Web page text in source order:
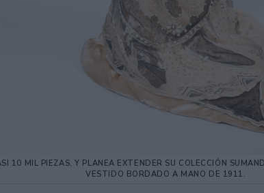
10 MIL PIEZAS, Y PLANEA EXTENDER SU COLECCIÓN
VESTIDO BORDADO A MANO DE 1911.